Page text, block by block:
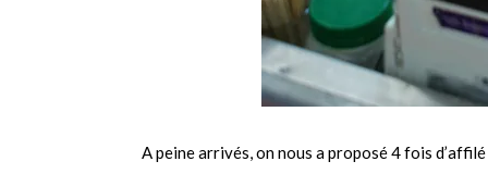
A peine arrivés, on nous a proposé 4 fois